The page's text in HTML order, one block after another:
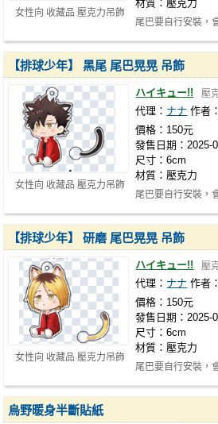
女性向 收藏品 壓克力吊飾
材質：壓克力
尾巴要自行安裝，
女性向 收藏品 壓克力吊飾
【排球少年】 黑尾 尾巴晃晃 吊飾
ハイキュー!! 壓
代理： ナナ 作者：
價格：150元
發售日期：2025-
尺寸：6cm
材質：壓克力
尾巴要自行安裝，
女性向 收藏品 壓克力吊飾
【排球少年】 研磨 尾巴晃晃 吊飾
ハイキュー!! 壓
代理： ナナ 作者：
價格：150元
發售日期：2025-
尺寸：6cm
材質：壓克力
尾巴要自行安裝，
烏野暖身半斷貼紙